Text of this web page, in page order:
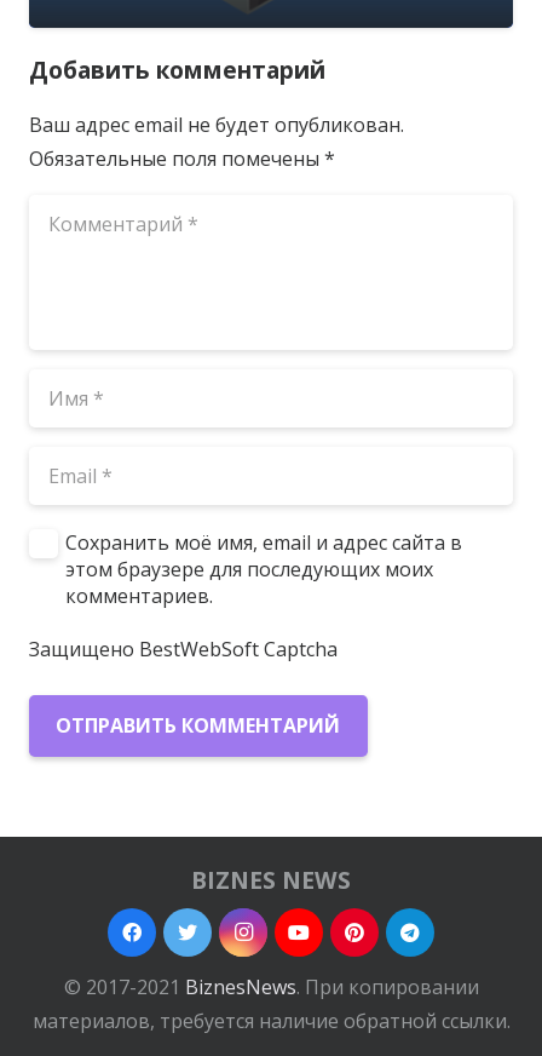
Добавить комментарий
Ваш адрес email не будет опубликован.
Обязательные поля помечены *
Сохранить моё имя, email и адрес сайта в
этом браузере для последующих моих
комментариев.
Защищено BestWebSoft Captcha
ОТПРАВИТЬ КОММЕНТАРИЙ
BIZNES NEWS
© 2017-2021 BiznesNews. При копировании
материалов, требуется наличие обратной ссылки.